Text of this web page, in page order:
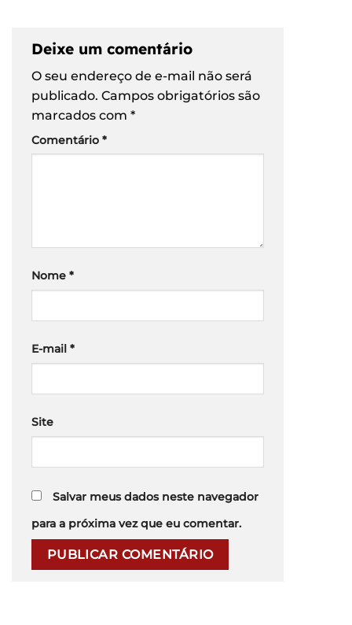
Deixe um comentário
O seu endereço de e-mail não será
publicado. Campos obrigatórios são
marcados com *
Comentário *
Nome *
E-mail *
Site
Salvar meus dados neste navegador
para a próxima vez que eu comentar.